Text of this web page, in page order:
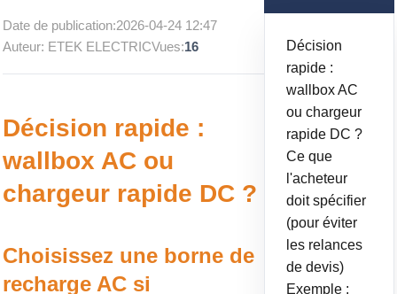
Date de publication:2026-04-24 12:47
Auteur: ETEK ELECTRICVues:16
Décision rapide :
wallbox AC ou
chargeur rapide DC ?
Choisissez une borne de
recharge AC si
Décision
rapide :
wallbox AC
ou chargeur
rapide DC ?
Ce que
l'acheteur
doit spécifier
(pour éviter
les relances
de devis)
Exemple :